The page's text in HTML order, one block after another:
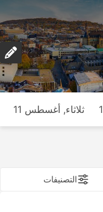
ثلاثاء, أغسطس 11
التصنيفات